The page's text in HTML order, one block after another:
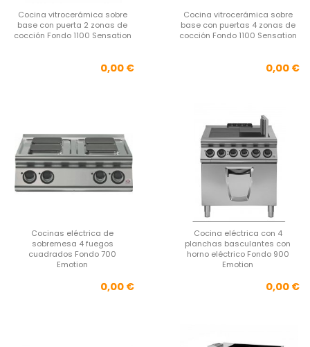
Cocina vitrocerámica sobre
base con puerta 2 zonas de
cocción Fondo 1100 Sensation
Precio
0,00 €
Cocina vitrocerámica sobre
base con puertas 4 zonas de
cocción Fondo 1100 Sensation
0,00 €
Cocinas eléctrica de
sobremesa 4 fuegos
cuadrados Fondo 700
Emotion
Precio
0,00 €
Cocina eléctrica con 4
planchas basculantes con
horno eléctrico Fondo 900
Emotion
0,00 €